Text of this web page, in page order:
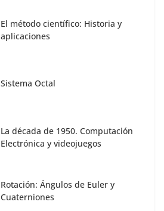
El método científico: Historia y
aplicaciones
Sistema Octal
La década de 1950. Computación
Electrónica y videojuegos
Rotación: Ángulos de Euler y
Cuaterniones